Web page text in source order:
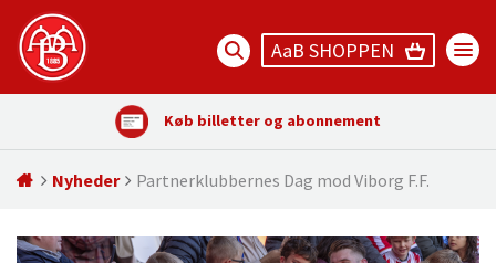
AaB SHOPPEN
Køb billetter og abonnement
Nyheder Partnerklubbernes Dag mod Viborg F.F.